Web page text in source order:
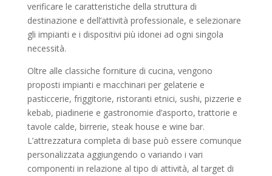
verificare le caratteristiche della struttura di
destinazione e dell’attività professionale, e selezionare
gli impianti e i dispositivi più idonei ad ogni singola
necessità.
Oltre alle classiche forniture di cucina, vengono
proposti impianti e macchinari per gelaterie e
pasticcerie, friggitorie, ristoranti etnici, sushi, pizzerie e
kebab, piadinerie e gastronomie d’asporto, trattorie e
tavole calde, birrerie, steak house e wine bar.
L’attrezzatura completa di base può essere comunque
personalizzata aggiungendo o variando i vari
componenti in relazione al tipo di attività, al target di